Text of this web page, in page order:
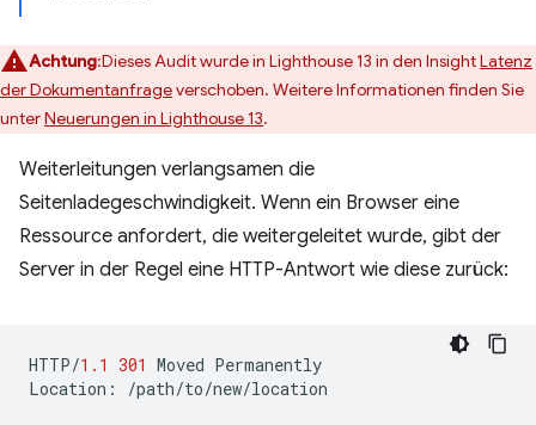
Achtung:Dieses Audit wurde in Lighthouse 13 in den InsightLatenz
der Dokumentanfrageverschoben. Weitere Informationen finden Sie
unterNeuerungen in Lighthouse 13.
Weiterleitungen verlangsamen die
Seitenladegeschwindigkeit. Wenn ein Browser eine
Ressource anfordert, die weitergeleitet wurde, gibt der
Server in der Regel eine HTTP-Antwort wie diese zurück:
HTTP/1.1 301 Moved Permanently
Location : /path/to/new/location